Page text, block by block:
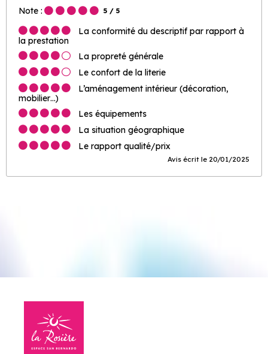
Note :
5 / 5
La conformité du descriptif par rapport à
la prestation
La propreté générale
Le confort de la literie
L’aménagement intérieur (décoration,
mobilier…)
Les équipements
La situation géographique
Le rapport qualité/prix
Avis écrit le 20/01/2025